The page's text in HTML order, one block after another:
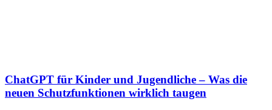
ChatGPT für Kinder und Jugendliche – Was die
neuen Schutzfunktionen wirklich taugen